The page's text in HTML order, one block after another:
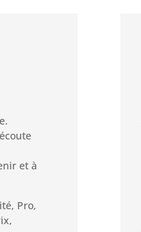
et à
Pro,